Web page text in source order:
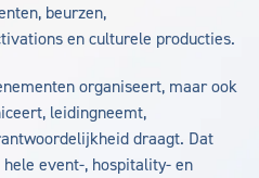
beurzen,
en culturele producties.
organiseert, maar ook
leidingneemt,
draagt. Dat
event-, hospitality- en